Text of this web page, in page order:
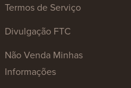
Termos de Serviço
Divulgação FTC
Não Venda Minhas
Informações